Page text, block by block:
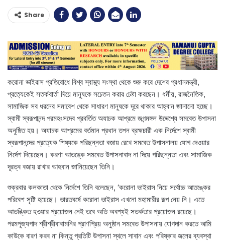
Share
করোনা ভাইরাস প্রতিরোধে বিশ্ব স্বাস্থ্য সংস্থা থেকে শুরু করে দেশের প্রধানমন্ত্রী,
প্রত্যেকেই সতর্কবার্তা দিয়ে মানুষকে সচেতন করার চেষ্টা করছেন। ধর্মীয়, রাজনৈতিক,
সামাজিক সব ধরনের সমাবেশ থেকে সাধারণ মানুষকে দূরে থাকার আহ্বান জানানো হচ্ছে।
স্বামী স্বরূপানন্দ পরমহংসদেব প্রবর্তিত অযাচক আশ্রমে জগন্মঙ্গল উদ্দেশ্যে সমবেত উপাসনা
অনুষ্ঠিত হয়। অযাচক আশ্রমের বর্তমান প্রধান তপন ব্রহ্মচারী এক নির্দেশে স্বামী
স্বরূপানন্দের প্রত্যেক শিষ্যকে পরিছন্নতা বজায় রেখে সমবেত উপাসনালয় যোগ দেওয়ার
নির্দেশ দিয়েছেন। করণা আতঙ্কে সমবেত উপাসনাবাদ না দিয়ে পরিছন্নতা এবং সামাজিক
দূরত্ব বজায় রাখার আহবান জানিয়েছেন তিনি।
শুক্রবার কলকাতা থেকে নির্দেশে তিনি বলেছেন, ‘করোনা ভাইরাস নিয়ে সর্বোচ্চ আতঙ্কের
পরিবেশ সৃষ্টি হয়েছে। ভারতবর্ষে করোনা ভাইরাস এখনো মহামারীর রূপ নেয় নি। এতে
আতঙ্কিত হওয়ার প্রয়োজন নেই তবে অতি অবশ্যই সতর্কতার প্রয়োজন রয়েছে।
পরমপূজ্যপাদ শ্রীশ্রীবাবামনির প্রাণপ্রিয় অনুষ্ঠান সমবেত উপাসনায় যোগদান করতে আমি
কাউকে বারণ করব না কিন্তু প্রতিটি উপাসনা স্থলে সাবান এবং পরিষ্কার জলের ব্যবস্থা